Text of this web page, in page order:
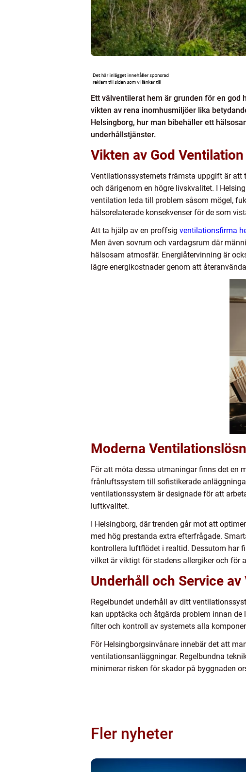
Ett välventilerat hem är grunden för en god
vikten av rena inomhusmiljöer lika
Helsingborg, hur man bibehåller ett
underhållstjänster.
Vikten av God Ventilation
Ventilationssystemets främsta uppgift är
och därigenom en högre livskvalitet. I
ventilation leda till problem såsom mögel,
hälsorelaterade konsekvenser för de som
Att ta hjälp av en proffsig ventilationsfirma
Men även sovrum och vardagsrum där
hälsosam atmosfär. Energiåtervinning är
lägre energikostnader genom att
Moderna
För att möta dessa utmaningar finns det en
frånluftssystem till sofistikerade
ventilationssystem är designade för att
luftkvalitet.
I Helsingborg, där trenden går mot att
med hög prestanda extra efterfrågade.
kontrollera luftflödet i realtid. Dessutom har
vilket är viktigt för stadens allergiker och för
Underhåll och Service
Regelbundet underhåll av ditt
kan upptäcka och åtgärda problem innan
filter och kontroll av systemets alla
För Helsingborgsinvånare innebär det att
ventilationsanläggningar. Regelbundna
minimerar risken för skador på byggnaden
Fler nyheter